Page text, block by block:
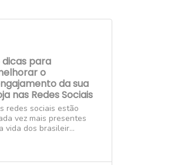
dicas para
o
da sua
nas Redes Sociais
redes sociais estão
vez mais presentes
vida dos brasileir...